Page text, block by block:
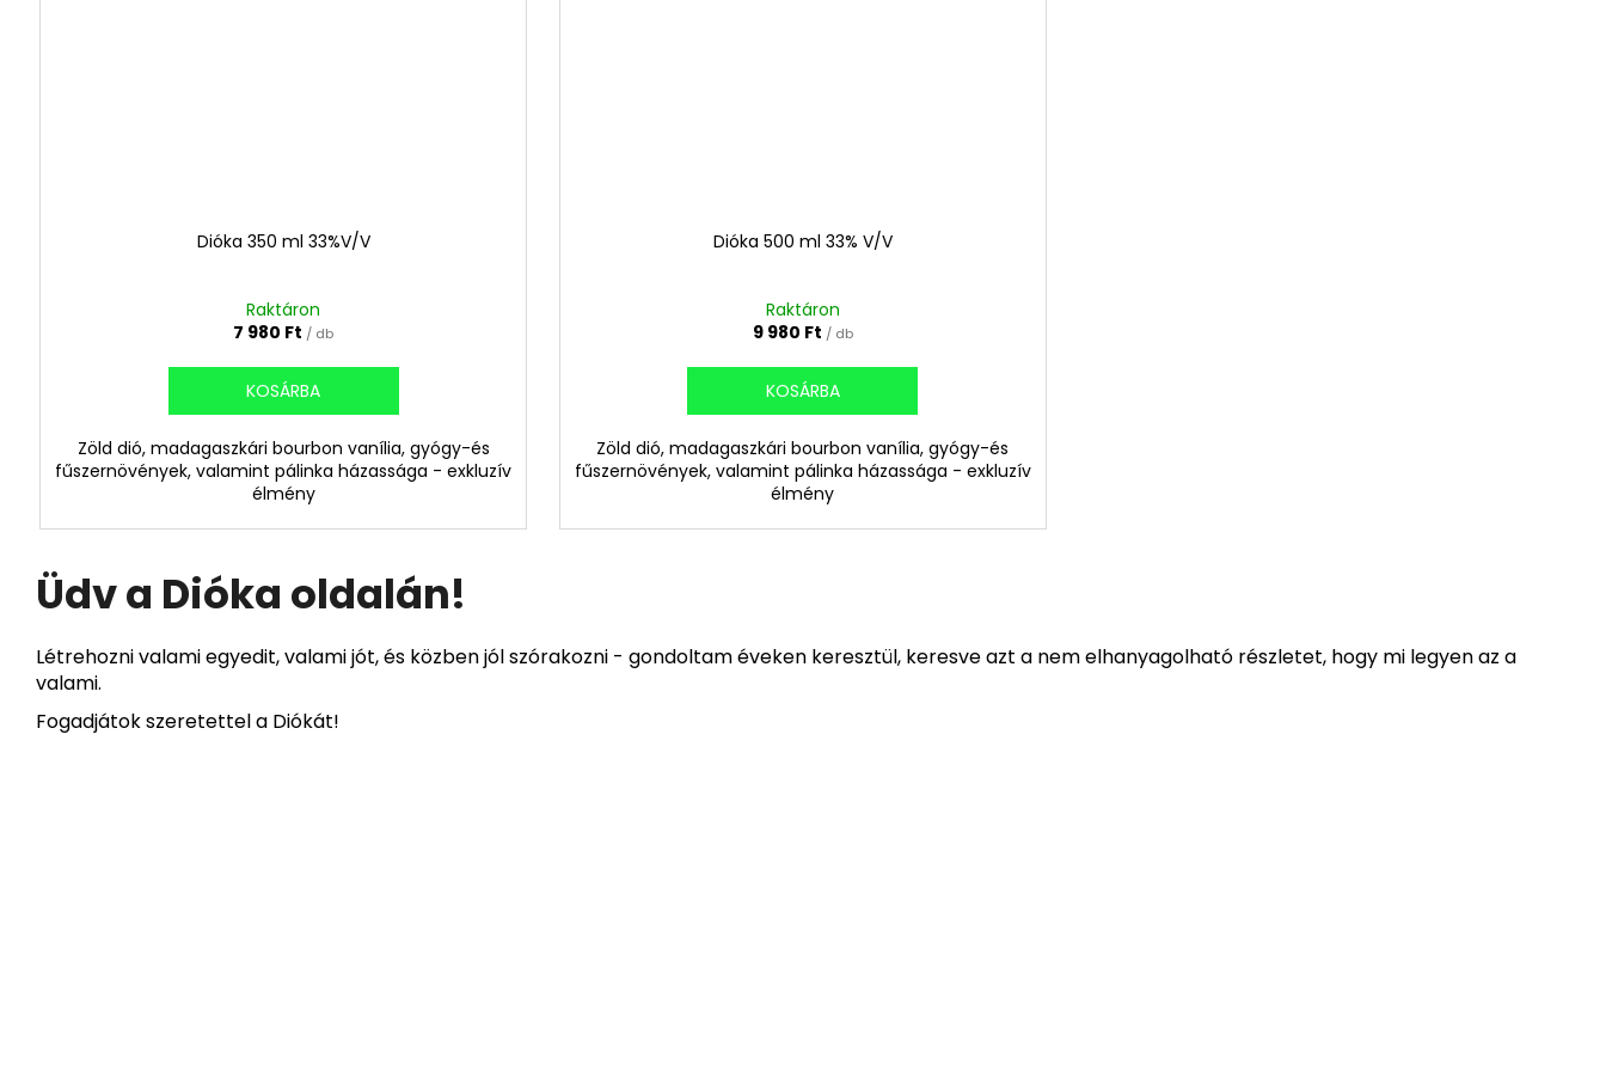
Dióka 350 ml 33%V/V
Raktáron
7 980 Ft / db
KOSÁRBA
Zöld dió, madagaszkári bourbon vanília, gyógy-és
fűszernövények, valamint pálinka házassága - exkluzív
élmény
Dióka 500 ml 33% V/V
Raktáron
9 980 Ft / db
KOSÁRBA
Zöld dió, madagaszkári bourbon vanília, gyógy-és
fűszernövények, valamint pálinka házassága - exkluzív
élmény
Üdv a Dióka oldalán!
Létrehozni valami egyedit, valami jót, és közben jól szórakozni - gondoltam éveken keresztül, keresve azt a nem elhanyagolható részletet, hogy mi legyen az a
valami.
Fogadjátok szeretettel a Diókát!